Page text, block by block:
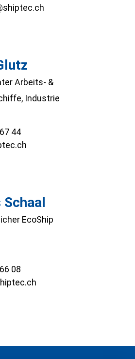
Arbeits- &
Industrie
44
EcoShip
08